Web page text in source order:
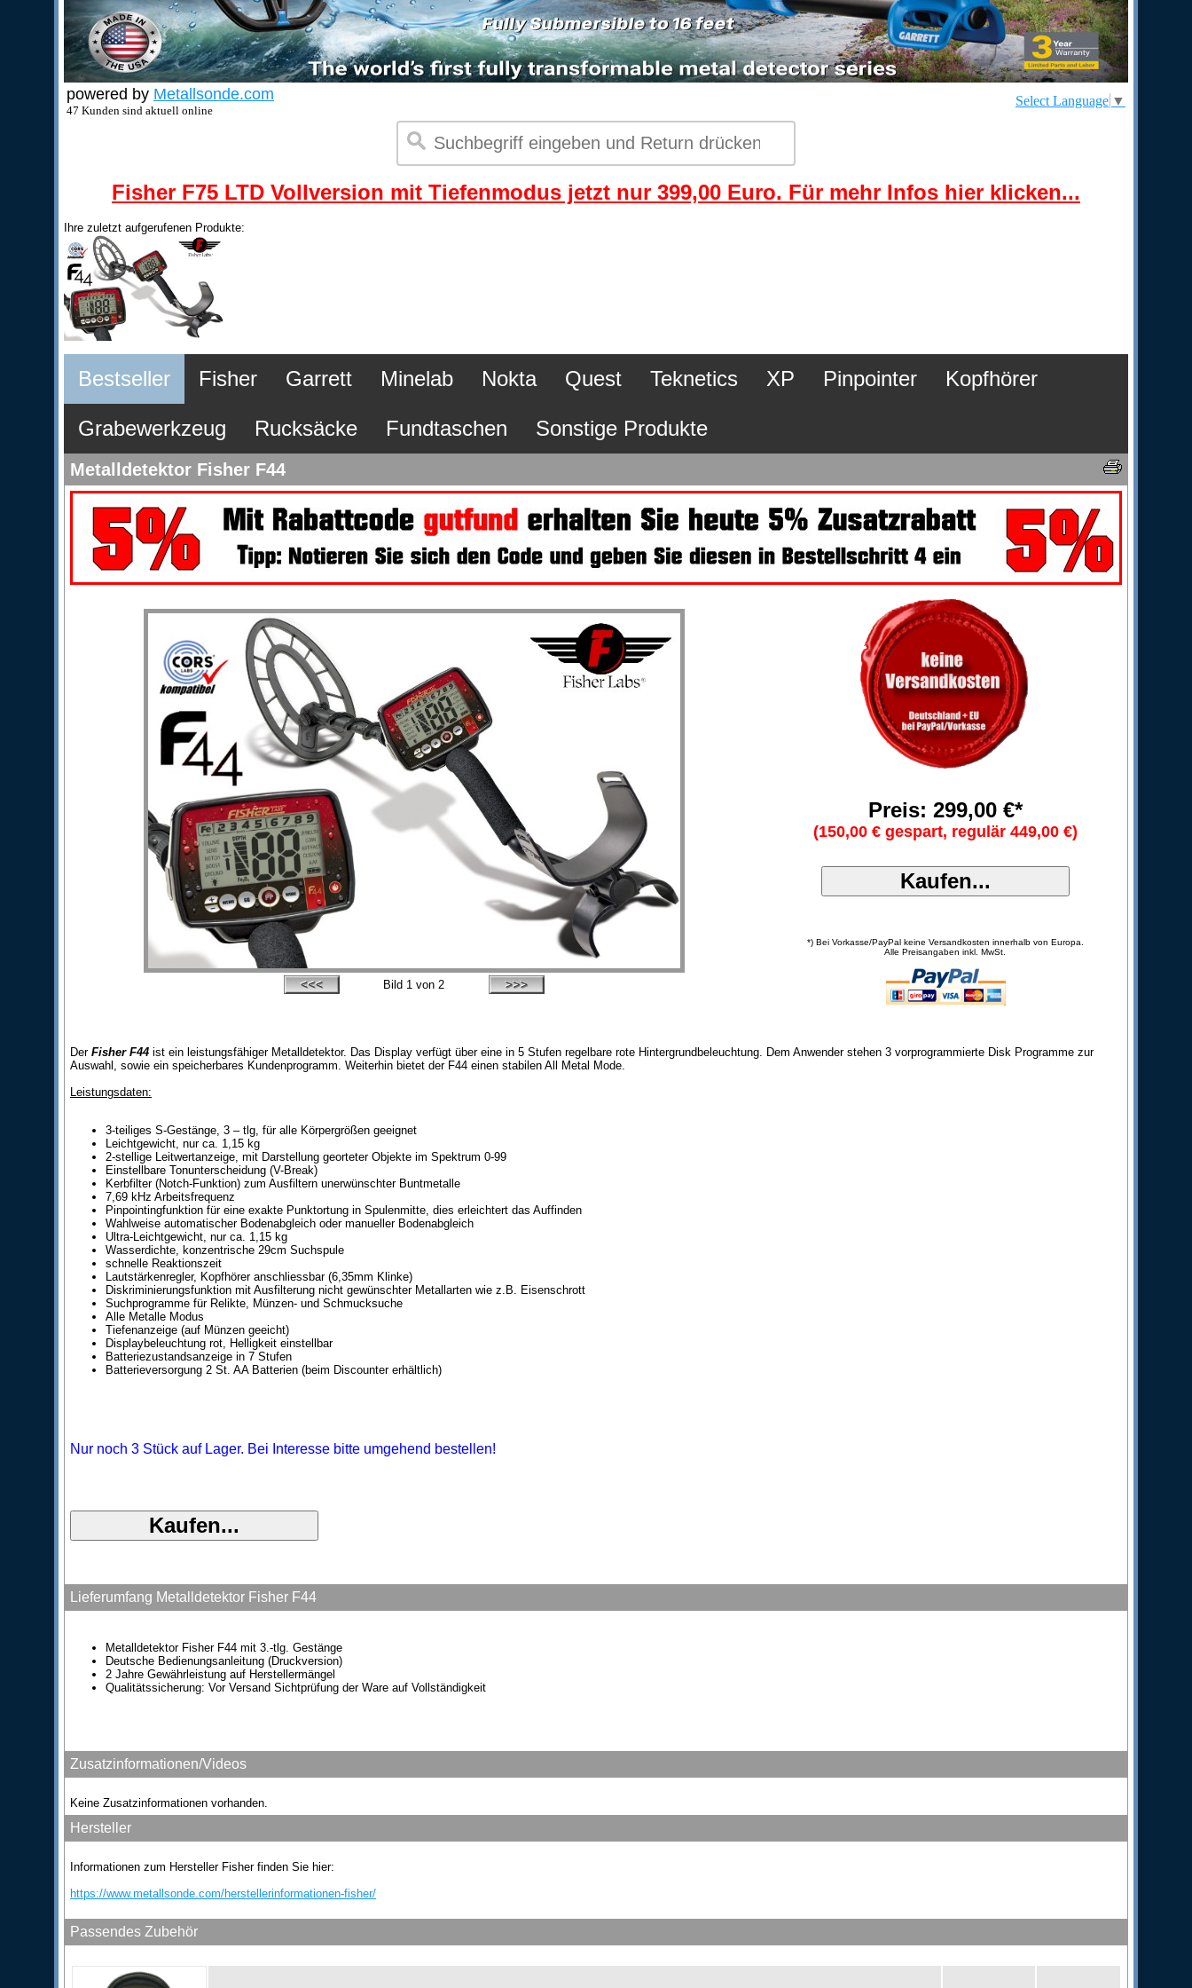
powered by Metallsonde.com
47 Kunden sind aktuell online
Select Language ▼
Fisher F75 LTD Vollversion mit Tiefenmodus jetzt nur 399,00 Euro. Für mehr Infos hier klicken...
Ihre zuletzt aufgerufenen Produkte:
Bestseller Fisher Garrett Minelab Nokta Quest Teknetics XP Pinpointer Kopfhörer
Grabewerkzeug Rucksäcke Fundtaschen Sonstige Produkte
Metalldetektor Fisher F44
Bild 1 von 2
Preis: 299,00 €*
(150,00 € gespart, regulär 449,00 €)
*) Bei Vorkasse/PayPal keine Versandkosten innerhalb von Europa.
Alle Preisangaben inkl. MwSt.
Der Fisher F44 ist ein leistungsfähiger Metalldetektor. Das Display verfügt über eine in 5 Stufen regelbare rote Hintergrundbeleuchtung. Dem Anwender stehen 3 vorprogrammierte Disk Programme zur
Auswahl, sowie ein speicherbares Kundenprogramm. Weiterhin bietet der F44 einen stabilen All Metal Mode.
Leistungsdaten:
3-teiliges S-Gestänge, 3 – tlg, für alle Körpergrößen geeignet
Leichtgewicht, nur ca. 1,15 kg
2-stellige Leitwertanzeige, mit Darstellung georteter Objekte im Spektrum 0-99
Einstellbare Tonunterscheidung (V-Break)
Kerbfilter (Notch-Funktion) zum Ausfiltern unerwünschter Buntmetalle
7,69 kHz Arbeitsfrequenz
Pinpointingfunktion für eine exakte Punktortung in Spulenmitte, dies erleichtert das Auffinden
Wahlweise automatischer Bodenabgleich oder manueller Bodenabgleich
Ultra-Leichtgewicht, nur ca. 1,15 kg
Wasserdichte, konzentrische 29cm Suchspule
schnelle Reaktionszeit
Lautstärkenregler, Kopfhörer anschliessbar (6,35mm Klinke)
Diskriminierungsfunktion mit Ausfilterung nicht gewünschter Metallarten wie z.B. Eisenschrott
Suchprogramme für Relikte, Münzen- und Schmucksuche
Alle Metalle Modus
Tiefenanzeige (auf Münzen geeicht)
Displaybeleuchtung rot, Helligkeit einstellbar
Batteriezustandsanzeige in 7 Stufen
Batterieversorgung 2 St. AA Batterien (beim Discounter erhältlich)
Nur noch 3 Stück auf Lager. Bei Interesse bitte umgehend bestellen!
Lieferumfang Metalldetektor Fisher F44
Metalldetektor Fisher F44 mit 3.-tlg. Gestänge
Deutsche Bedienungsanleitung (Druckversion)
2 Jahre Gewährleistung auf Herstellermängel
Qualitätssicherung: Vor Versand Sichtprüfung der Ware auf Vollständigkeit
Zusatzinformationen/Videos
Keine Zusatzinformationen vorhanden.
Hersteller
Informationen zum Hersteller Fisher finden Sie hier:
https://www.metallsonde.com/herstellerinformationen-fisher/
Passendes Zubehör